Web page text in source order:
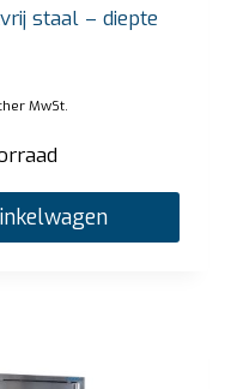
staal – diepte
MwSt.